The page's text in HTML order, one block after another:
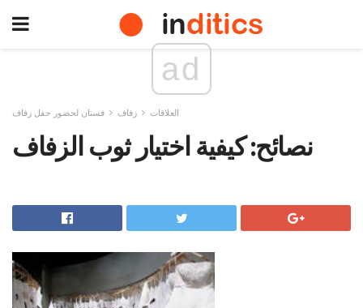
ad
العلاقات زفاف فستان لحضور حفل زفاف
نصائح: كيفية اختيار ثوب الزفاف